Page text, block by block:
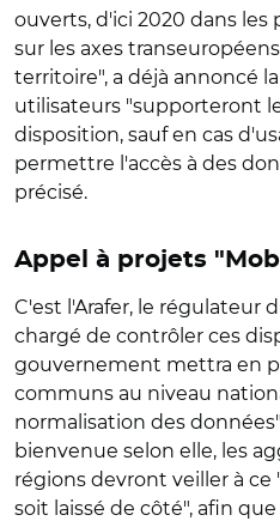
ouverts, d'ici 2020 dans
sur les axes
territoire", a déjà annoncé
utilisateurs "supporteront
disposition, sauf en cas
permettre l'accès à des
précisé.
Appel à projets
C'est l'Arafer, le régulateur
chargé de contrôler ces
gouvernement mettra en
communs au niveau
normalisation des
bienvenue selon elle, les
régions devront veiller à
soit laissé de côté", afin